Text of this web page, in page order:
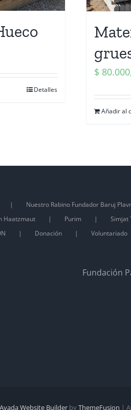
Detalles
$
Añadir al
Nuestro Rabino Fundador Baruj
Haatzmaut Purim Simjat
Donación Voluntariado
Fundación
Avada Website Builder byThemeFusion |